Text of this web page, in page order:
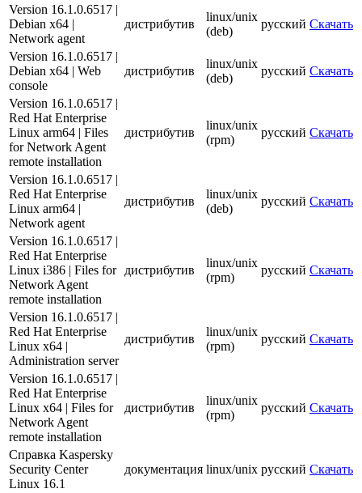
Version 16.1.0.6517 |
Debian x64 |
Network agent
дистрибутив
linux/unix
(deb)
русский Скачать
Version 16.1.0.6517 |
Debian x64 | Web
console
дистрибутив
linux/unix
(deb)
русский Скачать
Version 16.1.0.6517 |
Red Hat Enterprise
Linux arm64 | Files
for Network Agent
remote installation
дистрибутив
linux/unix
(rpm)
русский Скачать
Version 16.1.0.6517 |
Red Hat Enterprise
Linux arm64 |
Network agent
дистрибутив
linux/unix
(deb)
русский Скачать
Version 16.1.0.6517 |
Red Hat Enterprise
Linux i386 | Files for
Network Agent
remote installation
дистрибутив
linux/unix
(rpm)
русский Скачать
Version 16.1.0.6517 |
Red Hat Enterprise
Linux x64 |
Administration server
дистрибутив
linux/unix
(rpm)
русский Скачать
Version 16.1.0.6517 |
Red Hat Enterprise
Linux x64 | Files for
Network Agent
remote installation
дистрибутив
linux/unix
(rpm)
русский Скачать
Справка Kaspersky
Security Center
Linux 16.1
документация linux/unix русский Скачать